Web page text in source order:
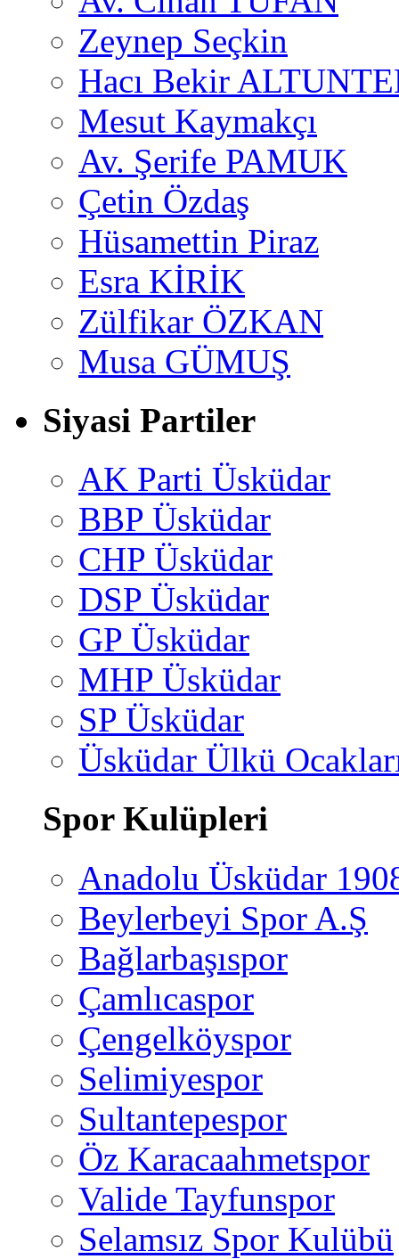
Zeynep Seçkin
Hacı Bekir
Mesut Kaymakçı
Av. Şerife PAMUK
Çetin Özdaş
Hüsamettin Piraz
Esra KİRİK
Zülfikar ÖZKAN
Musa GÜMUŞ
Siyasi Partiler
AK Parti Üsküdar
BBP Üsküdar
CHP Üsküdar
DSP Üsküdar
GP Üsküdar
MHP Üsküdar
SP Üsküdar
Üsküdar Ülkü
Spor Kulüpleri
Anadolu Üsküdar
Beylerbeyi Spor A.Ş
Bağlarbaşıspor
Çamlıcaspor
Çengelköyspor
Selimiyespor
Sultantepespor
Öz Karacaahmetspor
Valide Tayfunspor
Selamsız Spor Kulübü